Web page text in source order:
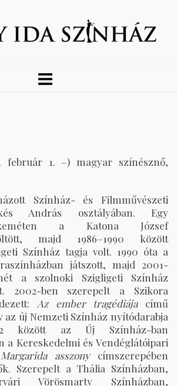
február 1. –) magyar színésznő,
Színház- és Filmművészeti
András osztályában. Egy
a Katona József
majd 1986–1990 között
Színház tagja volt. 1990 óta a
játszott, majd 2001-
a szolnoki Szigligeti Színház
2002-ben szerepelt a Szikora
Az ember tragédiájacímű
az új Nemzeti Színház nyítódarabja
között az Új Színház-ban
a Kereskedelmi és Vendéglátóipari
Margarida asszonycímszerepében
Szerepelt a Thália Színházban,
Vörösmarty Színházban,